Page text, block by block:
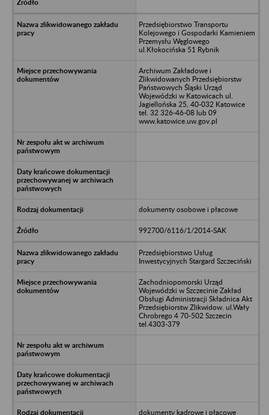
Przedsiębiorstwo Transportu
Kolejowego i Gospodarki Kamieniem
Przemysłu Węglowego
ul.Kłokocińska 51 Rybnik
Archiwum Zakładowe i
Zlikwidowanych Przedsiębiorstw
Państwowych Śląski Urząd
Wojewódzki w Katowicach ul.
Jagiellońska 25, 40-032 Katowice
tel. 32 326-46-08 lub 09
www.katowice.uw.gov.pl
dokumenty osobowe i płacowe
992700/6116/1/2014-SAK
Przedsiębiorstwo Usług
Inwestycyjnych Stargard Szczeciński
Zachodniopomorski Urząd
Wojewódzki w Szczecinie Zakład
Obsługi Administracji Składnica Akt
Przedsiębiorstw Zlikwidow. ul.Wały
Chrobrego 4 70-502 Szczecin
tel.4303-379
dokumenty kadrowe i płacowe